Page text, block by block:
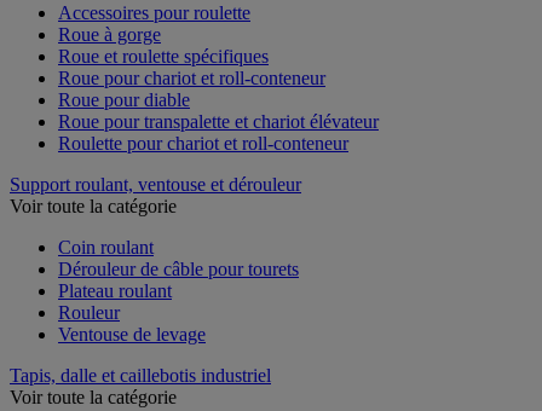
Accessoires pour roulette
Roue à gorge
Roue et roulette spécifiques
Roue pour chariot et roll-conteneur
Roue pour diable
Roue pour transpalette et chariot élévateur
Roulette pour chariot et roll-conteneur
Support roulant, ventouse et dérouleur
Voir toute la catégorie
Coin roulant
Dérouleur de câble pour tourets
Plateau roulant
Rouleur
Ventouse de levage
Tapis, dalle et caillebotis industriel
Voir toute la catégorie